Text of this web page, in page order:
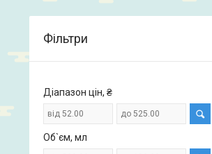
Фільтри
Діапазон цін, ₴
Об`єм, мл